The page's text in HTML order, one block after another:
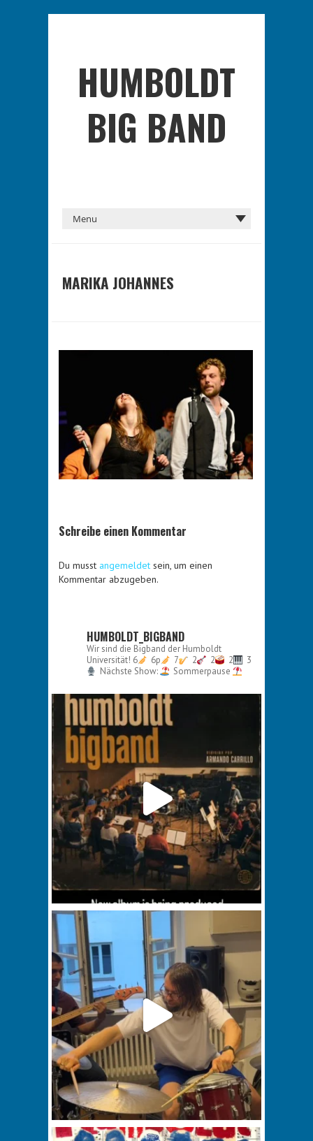
HUMBOLDT
BIG BAND
MARIKA JOHANNES
Schreibe einen Kommentar
Du musst angemeldet sein, um einen
Kommentar abzugeben.
HUMBOLDT_BIGBAND
Wir sind die Bigband der Humboldt
Universität! 6 6p 7 2 2 2
3
Nächste Show:
Sommerpause